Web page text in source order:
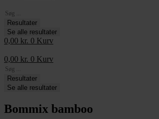
Search
...Resultater
Se alle resultater
0,00 kr. 0 Kurv
0,00 kr. 0 Kurv
Search
...Resultater
Se alle resultater
Bommix bamboo